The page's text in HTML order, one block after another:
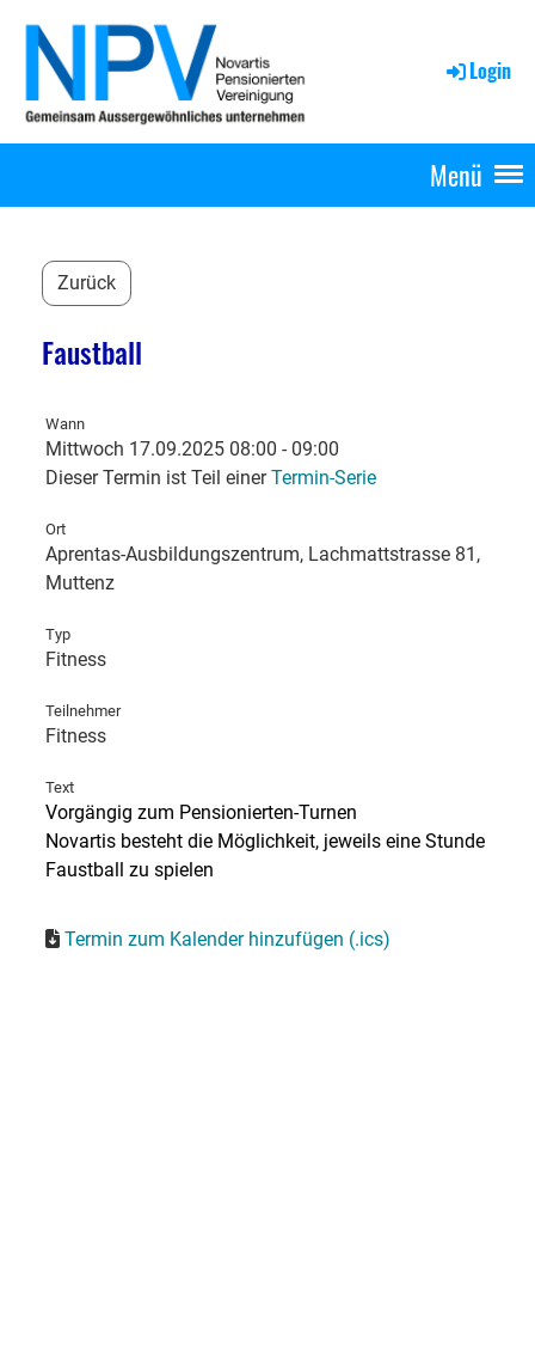
Login
Menü
Zurück
Faustball
Wann
Mittwoch 17.09.2025 08:00 - 09:00
Dieser Termin ist Teil einerTermin-Serie
Ort
Aprentas-Ausbildungszentrum, Lachmattstrasse 81,
Muttenz
Typ
Fitness
Teilnehmer
Fitness
Text
Vorgängig zum Pensionierten-Turnen
Novartis besteht die Möglichkeit, jeweils eine Stunde
Faustball zu spielen
Termin zum Kalender hinzufügen (.ics)